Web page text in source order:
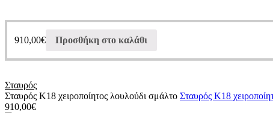
910,00€ Προσθήκη στο καλάθι
Σταυρός
Σταυρός Κ18 χειροποίητος λουλούδι σμάλτο Σταυρός Κ18
910,00€